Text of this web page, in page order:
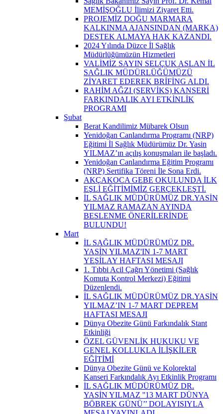
MEMİŞOĞLU İlimizi Ziyaret Etti.
PROJEMİZ DOĞU MARMARA
KALKINMA AJANSINDAN (MARKA)
DESTEK ALMAYA HAK KAZANDI.
2024 Yılında Düzce İl Sağlık
Müdürlüğümüzün Hizmetleri
VALİMİZ SAYIN SELÇUK ASLAN İL
SAĞLIK MÜDÜRLÜĞÜMÜZÜ
ZİYARET EDEREK BRİFİNG ALDI.
RAHİM AĞZI (SERVİKS) KANSERİ
FARKINDALIK AYI ETKİNLİK
PROGRAMI
Şubat
Berat Kandilimiz Mübarek Olsun
Yenidoğan Canlandırma Programı (NRP)
Eğitimi İl Sağlık Müdürümüz Dr. Yasin
YILMAZ’ın açılış konuşmaları ile başladı.
Yenidoğan Canlandırma Eğitim Programı
(NRP) Sertifika Töreni İle Sona Erdi.
AKÇAKOCA GEBE OKULUNDA İLK
EŞLİ EĞİTİMİMİZ GERÇEKLEŞTİ.
İL SAĞLIK MÜDÜRÜMÜZ DR.YASİN
YILMAZ RAMAZAN AYINDA
BESLENME ÖNERİLERİNDE
BULUNDU!
Mart
İL SAĞLIK MÜDÜRÜMÜZ DR.
YASİN YILMAZ'IN 1-7 MART
YEŞİLAY HAFTASI MESAJI
1. Tıbbi Acil Çağrı Yönetimi (Sağlık
Komuta Kontrol Merkezi) Eğitimi
Düzenlendi.
İL SAĞLIK MÜDÜRÜMÜZ DR.YASİN
YILMAZ’IN 1-7 MART DEPREM
HAFTASI MESAJI
Dünya Obezite Günü Farkındalık Stant
Etkinliği
ÖZEL GÜVENLİK HUKUKU VE
GENEL KOLLUKLA İLİŞKİLER
EĞİTİMİ
Dünya Obezite Günü ve Kolorektal
Kanseri Farkındalık Ayı Etkinlik Programı
İL SAĞLIK MÜDÜRÜMÜZ DR.
YASİN YILMAZ ''13 MART DÜNYA
BÖBREK GÜNÜ’’ DOLAYISIYLA